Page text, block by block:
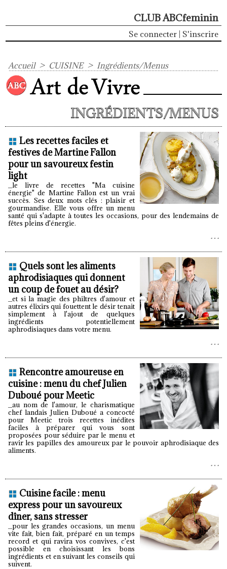
CLUB ABCfeminin
Se connecter S'inscrire
Accueil > CUISINE > Ingrédients/Menus
INGRÉDIENTS/MENUS
Les recettes faciles et
festives de Martine Fallon
pour un savoureux festin
light
_le livre de recettes "Ma cuisine
énergie" de Martine Fallon est un vrai
succès. Ses deux mots clés : plaisir et
gourmandise. Elle vous offre un menu
santé qui s'adapte à toutes les occasions, pour des lendemains de
fêtes pleins d'énergie.
Quels sont les aliments
aphrodisiaques qui donnent
un coup de fouet au désir?
_et si la magie des philtres d'amour et
autres élixirs qui fouettent le désir tenait
simplement à l'ajout de quelques
ingrédients potentiellement
aphrodisiaques dans votre menu.
Rencontre amoureuse en
cuisine : menu du chef Julien
Duboué pour Meetic
_au nom de l'amour, le charismatique
chef landais Julien Duboué a concocté
pour Meetic trois recettes inédites
faciles à préparer qui vous sont
proposées pour séduire par le menu et
ravir les papilles des amoureux par le pouvoir aphrodisiaque des
aliments.
Cuisine facile : menu
express pour un savoureux
dîner, sans stresser
_pour les grandes occasions, un menu
vite fait, bien fait, préparé en un temps
record et qui ravira vos convives, c'est
possible en choisissant les bons
ingrédients et en suivant les conseils qui
suivent.